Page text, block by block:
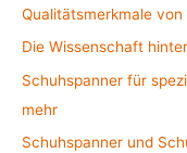
Qualitätsmerkmale
Die Wissenschaft
Schuhspanner für
mehr
Schuhspanner und